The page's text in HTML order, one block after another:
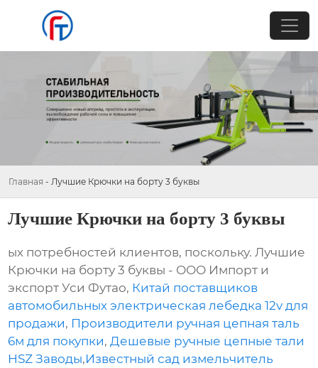
Главная - Лучшие Крючки на борту 3 буквы
Лучшие Крючки на борту 3 буквы
ых потребностей клиентов, поскольку. Лучшие
Крючки на борту 3 буквы - ООО Импорт и
экспорт Уси Футао, Китай поставщиков
автомобильных электрическая лебедка 12v для
продажи, Производители ручная цепная таль
6м для покупки, Дешевые ручные цепные тали
HSZ Заводы,Известный сад измельчитель